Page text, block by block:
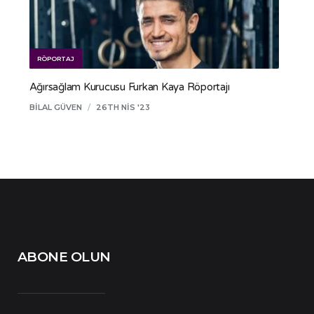
RÖPORTAJ
Ağırsağlam Kurucusu Furkan Kaya Röportajı
BILAL GÜVEN / 26TH NIS '23
ABONE OLUN